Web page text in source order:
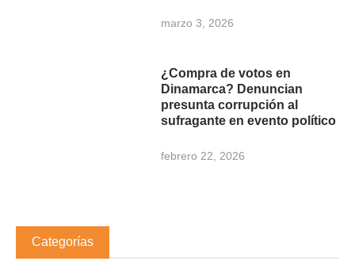
marzo 3, 2026
¿Compra de votos en
Dinamarca? Denuncian
presunta corrupción al
sufragante en evento político
febrero 22, 2026
Categorías